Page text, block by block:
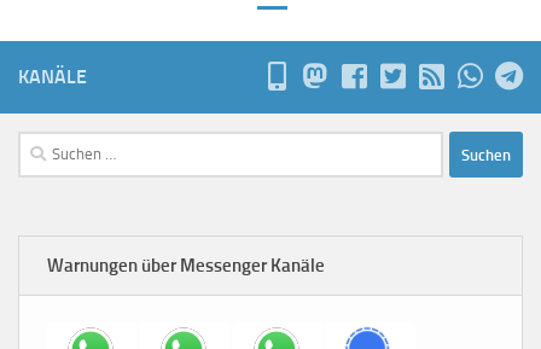
KANÄLE
Suchen
nach:
Warnungen über Messenger Kanäle